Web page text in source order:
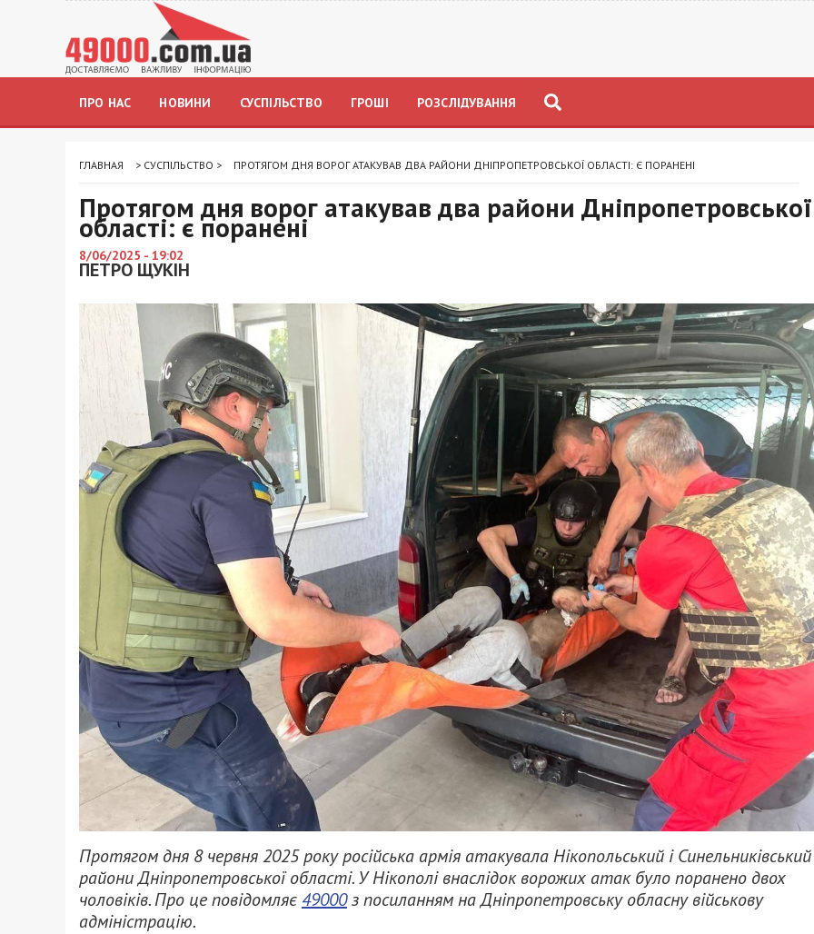
ПРО НАС НОВИНИ СУСПІЛЬСТВО ГРОШІ РОЗСЛІДУВАННЯ
ГЛАВНАЯ > СУСПІЛЬСТВО > ПРОТЯГОМ ДНЯ ВОРОГ АТАКУВАВ ДВА РАЙОНИ ДНІПРОПЕТРОВСЬКОЇ ОБЛАСТІ: Є ПОРАНЕНІ
Протягом дня ворог атакував два райони Дніпропетровської
області: є поранені
8/06/2025 - 19:02
ПЕТРО ЩУКІН
Протягом дня 8 червня 2025 року російська армія атакувала Нікопольський і Синельниківський
райони Дніпропетровської області. У Нікополі внаслідок ворожих атак було поранено двох
чоловіків. Про це повідомляє49000з посиланням на Дніпропетровську обласну військову
адміністрацію.